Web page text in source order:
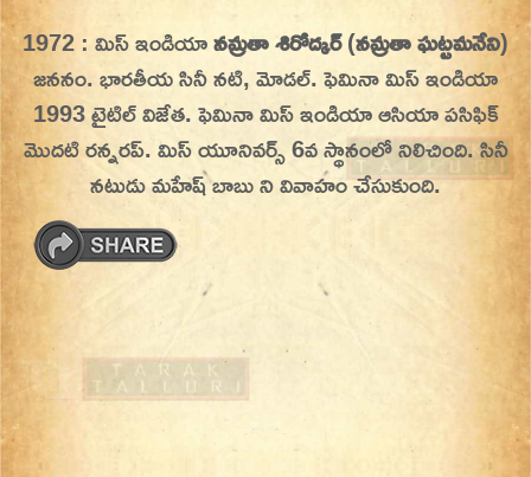
Skip
content
On This Day
Today in History | On This Day | This Day in
History | Today in India | What Happened
Today in India | Charitralo eroju | charitra lo
eroju |
1972 : మిస్ ఇండియానమ్రతా శిరోద్కర్(నమ్రతా ఘట్టమనేని)
జననం. భారతీయ సినీ నటి, మోడల్. ఫెమినా మిస్ ఇండియా
1993 టైటిల్ విజేత.ఫెమినా మిస్ ఇండియా ఆసియా పసిఫిక్
మొదటి రన్నరప్. మిస్ యూనివర్స్ 6వ స్థానంలో నిలిచింది. సినీ
నటుడు మహేష్ బాబు ని వివాహం చేసుకుంది.